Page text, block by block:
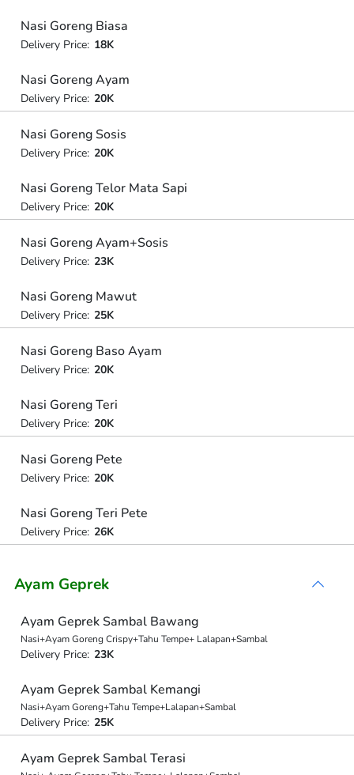
Nasi Goreng Biasa
Delivery Price: 18K
Nasi Goreng Ayam
Delivery Price: 20K
Nasi Goreng Sosis
Delivery Price: 20K
Nasi Goreng Telor Mata Sapi
Delivery Price: 20K
Nasi Goreng Ayam+Sosis
Delivery Price: 23K
Nasi Goreng Mawut
Delivery Price: 25K
Nasi Goreng Baso Ayam
Delivery Price: 20K
Nasi Goreng Teri
Delivery Price: 20K
Nasi Goreng Pete
Delivery Price: 20K
Nasi Goreng Teri Pete
Delivery Price: 26K
Ayam Geprek
Ayam Geprek Sambal Bawang
Nasi+Ayam Goreng Crispy+Tahu Tempe+ Lalapan+Sambal
Delivery Price: 23K
Ayam Geprek Sambal Kemangi
Nasi+Ayam Goreng+Tahu Tempe+Lalapan+Sambal
Delivery Price: 25K
Ayam Geprek Sambal Terasi